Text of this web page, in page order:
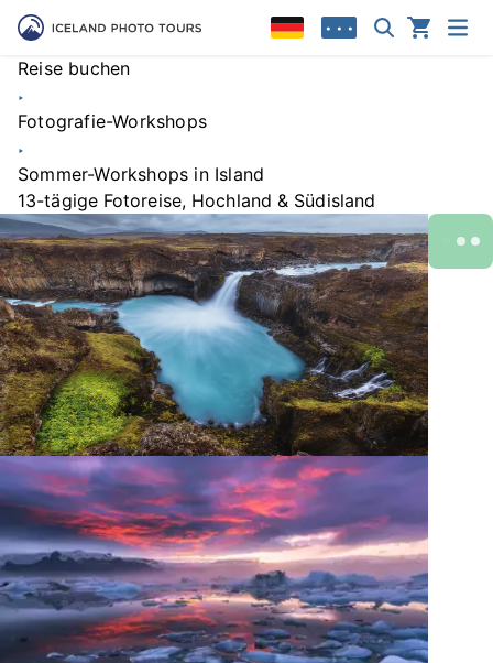
• • •
Reise buchen
Fotografie-Workshops
Sommer-Workshops in Island
13-tägige Fotoreise, Hochland & Südisland